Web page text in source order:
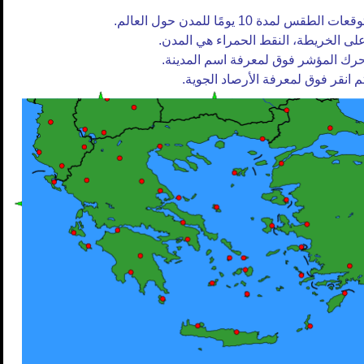
الطقس لمدة 10 يومًا للمدن حول العالم.
الخريطة، النقط الحمراء هي المدن.
المؤشر فوق لمعرفة اسم المدينة.
انقر فوق لمعرفة الأرصاد الجوية.